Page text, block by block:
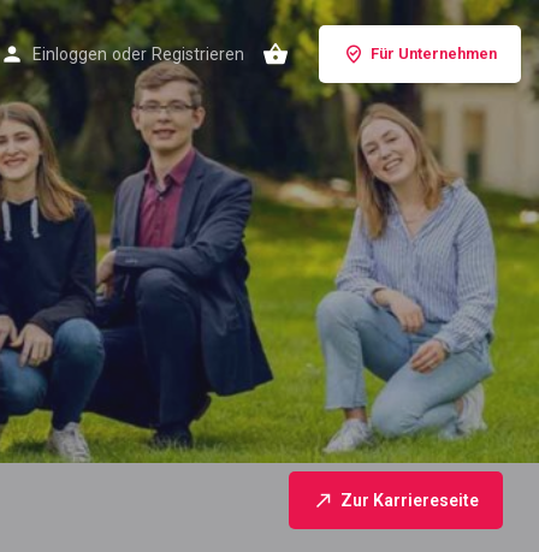
Einloggen oder Registrieren Für Unternehmen
Zur Karriereseite